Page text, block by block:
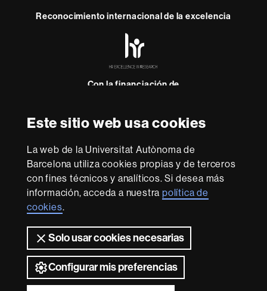
Este sitio web usa cookies
La web de la Universitat Autònoma de
Barcelona utiliza cookies propias y de terceros
con fines técnicos y analíticos. Si desea más
información, acceda a nuestrapolítica de
cookies.
Solo usar cookies necesarias
Configurar mis preferencias
Reconocimiento internacional de la excelencia
-
Con la financiación de
esta
web Aviso legal Protección de datos Sobre el
web
Accesibilidad web Mapa del web UAB
Somos una universidad líder que imparte una docencia
flexible, adecuada a las necesidades de la sociedad y
adaptada a los nuevos modelos de la Europa del
conocimiento. La UAB es reconocida internacionalmente
por la calidad y el carácter innovador de su investigación.
2026 Universitat Autònoma de Barcelona